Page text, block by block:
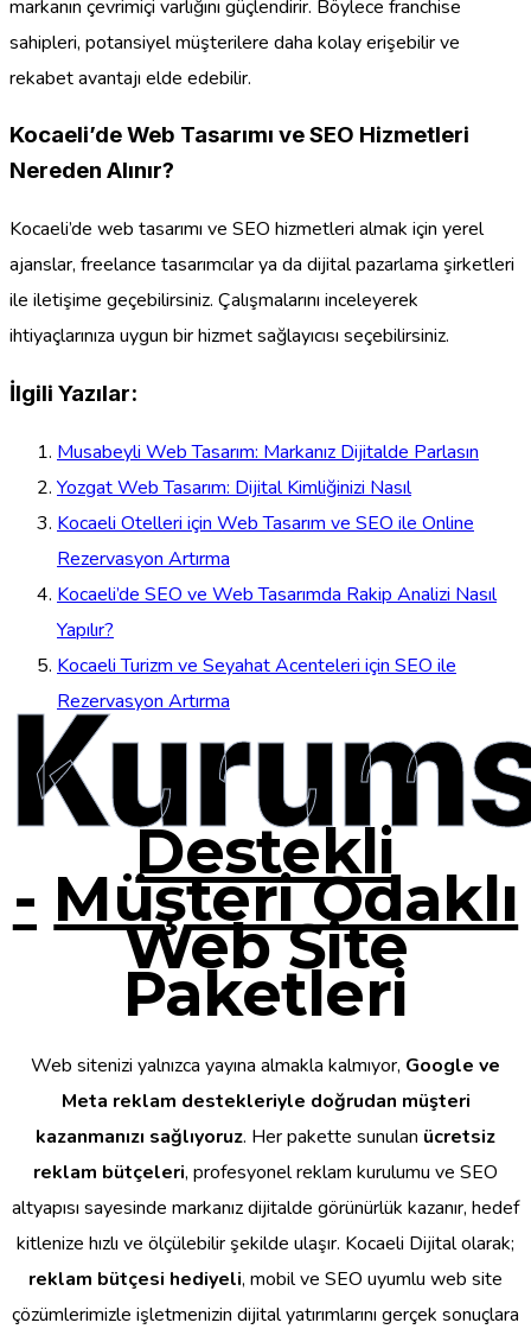
markanın çevrimiçi varlığını güçlendirir. Böylece franchise
sahipleri, potansiyel müşterilere daha kolay erişebilir ve
rekabet avantajı elde edebilir.
Kocaeli’de Web Tasarımı ve SEO Hizmetleri
Nereden Alınır?
Kocaeli’de web tasarımı ve SEO hizmetleri almak için yerel
ajanslar, freelance tasarımcılar ya da dijital pazarlama şirketleri
ile iletişime geçebilirsiniz. Çalışmalarını inceleyerek
ihtiyaçlarınıza uygun bir hizmet sağlayıcısı seçebilirsiniz.
İlgili Yazılar:
Musabeyli Web Tasarım: Markanız Dijitalde Parlasın
Yozgat Web Tasarım: Dijital Kimliğinizi Nasıl
Kocaeli Otelleri için Web Tasarım ve SEO ile Online
Rezervasyon Artırma
Kocaeli’de SEO ve Web Tasarımda Rakip Analizi Nasıl
Yapılır?
Kocaeli Turizm ve Seyahat Acenteleri için SEO ile
Rezervasyon Artırma
Destekli
- Müşteri Odaklı
Web Site
Paketleri
Web sitenizi yalnızca yayına almakla kalmıyor, Google ve
Meta reklam destekleriyle doğrudan müşteri
kazanmanızı sağlıyoruz. Her pakette sunulan ücretsiz
reklam bütçeleri, profesyonel reklam kurulumu ve SEO
altyapısı sayesinde markanız dijitalde görünürlük kazanır, hedef
kitlenize hızlı ve ölçülebilir şekilde ulaşır. Kocaeli Dijital olarak;
reklam bütçesi hediyeli, mobil ve SEO uyumlu web site
çözümlerimizle işletmenizin dijital yatırımlarını gerçek sonuçlara